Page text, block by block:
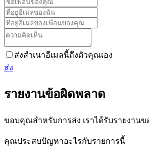
ส่งสำเนาอีเมลนี้ถึงตัวคุณเอง
ส่ง
รายงานข้อผิดพลาด
ขอบคุณสำหรับการส่ง เราได้รับรายงาน
คุณประสบปัญหาอะไรกับรายการนี้